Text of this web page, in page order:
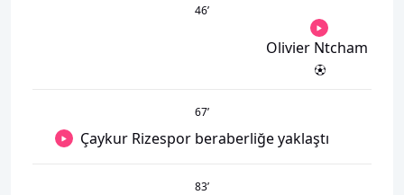
46’
Olivier Ntcham
67’
Çaykur Rizespor beraberliğe yaklaştı
83’